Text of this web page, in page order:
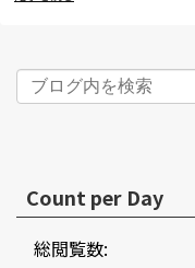
Count per Day
総閲覧数: